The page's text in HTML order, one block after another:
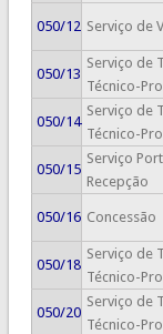
050/12 Serviço de
050/13
Serviço de
Técnico-
050/14
Serviço de
Técnico-
050/15
Serviço
Recepção
050/16 Concessão
050/18
Serviço de
Técnico-
050/20
Serviço de
Técnico-